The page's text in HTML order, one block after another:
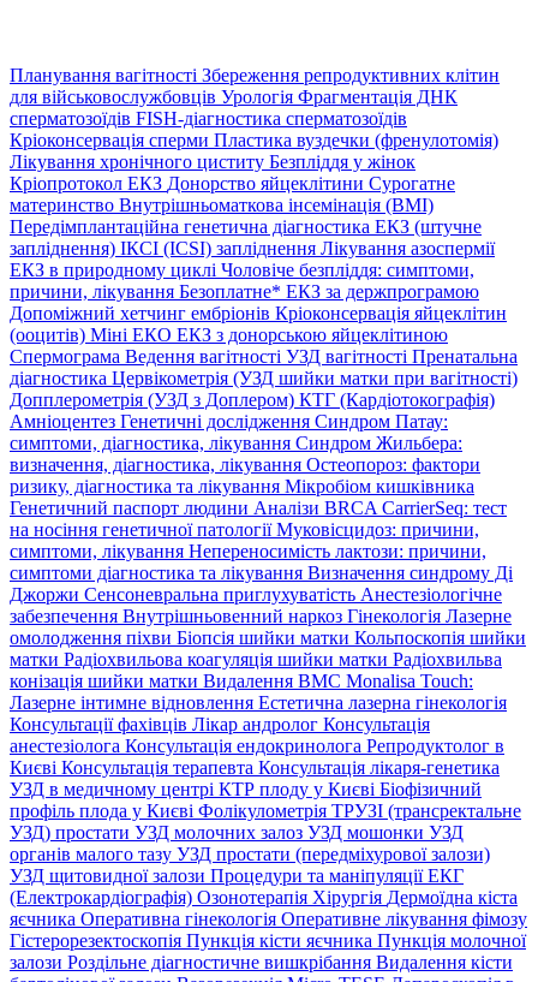
Планування вагітності Збереження репродуктивних клітин
для військовослужбовців Урологія Фрагментація ДНК
сперматозоїдів FISH-діагностика сперматозоїдів
Кріоконсервація сперми Пластика вуздечки (френулотомія)
Лікування хронічного циститу Безпліддя у жінок
Кріопротокол ЕКЗ Донорство яйцеклітини Сурогатне
материнство Внутрішньоматкова інсемінація (ВМІ)
Передімплантаційна генетична діагностика ЕКЗ (штучне
запліднення) ІКСІ (ICSI) запліднення Лікування азоспермії
ЕКЗ в природному циклі Чоловіче безпліддя: симптоми,
причини, лікування Безоплатне* ЕКЗ за держпрограмою
Допоміжний хетчинг ембріонів Кріоконсервація яйцеклітин
(ооцитів) Міні ЕКО ЕКЗ з донорською яйцеклітиною
Спермограма Ведення вагітності УЗД вагітності Пренатальна
діагностика Цервікометрія (УЗД шийки матки при вагітності)
Допплерометрія (УЗД з Доплером) КТГ (Кардіотокографія)
Амніоцентез Генетичні дослідження Синдром Патау:
симптоми, дiагностика, лiкування Синдром Жильбера:
визначення, діагностика, лікування Остеопороз: фактори
ризику, діагностика та лікування Мікробіом кишківника
Генетичний паспорт людини Аналізи BRCA CarrierSeq: тест
на носіння генетичної патологіїМуковісцидоз: причини,
симптоми, лікування Непереносимість лактози: причини,
симптоми діагностика та лікування Визначення синдрому Ді
Джоржи Сенсоневральна приглухуватість Анестезіологічне
забезпечення Внутрішньовенний наркоз Гінекологія Лазерне
омолодження піхви Біопсія шийки матки Кольпоскопія шийки
матки Радіохвильова коагуляція шийки матки Радіохвильва
конізація шийки матки Видалення ВМС Monalisa Touch:
Лазерне інтимне відновлення Естетична лазерна гінекологія
Консультації фахівців Лікар андролог Консультація
анестезіолога Консультація ендокринолога Репродуктолог в
Києві Консультація терапевта Консультація лікаря-генетика
УЗД в медичному центрі КТР плоду у Києві Біофізичний
профіль плода у Києві Фолікулометрія ТРУЗІ (трансректальне
УЗД) простати УЗД молочних залоз УЗД мошонки УЗД
органів малого тазу УЗД простати (передміхурової залози)
УЗД щитовидної залози Процедури та маніпуляціїЕКГ
(Електрокардіографія) Озонотерапія Хірургія Дермоїдна кіста
яєчника Оперативна гінекологія Оперативне лікування фімозу
Гістерорезектоскопія Пункція кісти яєчника Пункція молочної
залози Роздільне діагностичне вишкрібання Видалення кісти